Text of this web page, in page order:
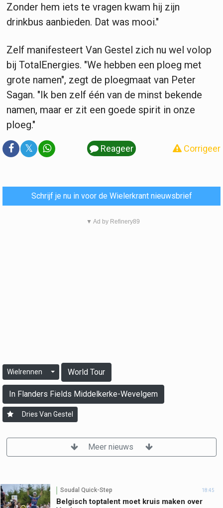
Zonder hem iets te vragen kwam hij zijn
drinkbus aanbieden. Dat was mooi."
Zelf manifesteert Van Gestel zich nu wel volop
bij TotalEnergies. "We hebben een ploeg met
grote namen", zegt de ploegmaat van Peter
Sagan. "Ik ben zelf één van de minst bekende
namen, maar er zit een goede spirit in onze
ploeg."
𝕏 Reageer Corrigeer
Schrijf je nu in voor de Wielerkrant nieuwsbrief
▼ Ad by Refinery89
Wielrennen World Tour
In Flanders Fields Middelkerke-Wevelgem
Dries Van Gestel
Meer nieuws
Soudal Quick-Step 18:45
Belgisch toptalent moet kruis maken over